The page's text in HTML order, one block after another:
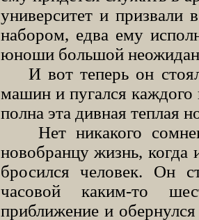
университет и
набором, едва ему
юноши большой
И вот теперь он
машин и пугался
полна эта дивная теплая
Нет никакого
новобранцу жизнь, когда
бросился человек. Он
часовой каким-то
приближение и